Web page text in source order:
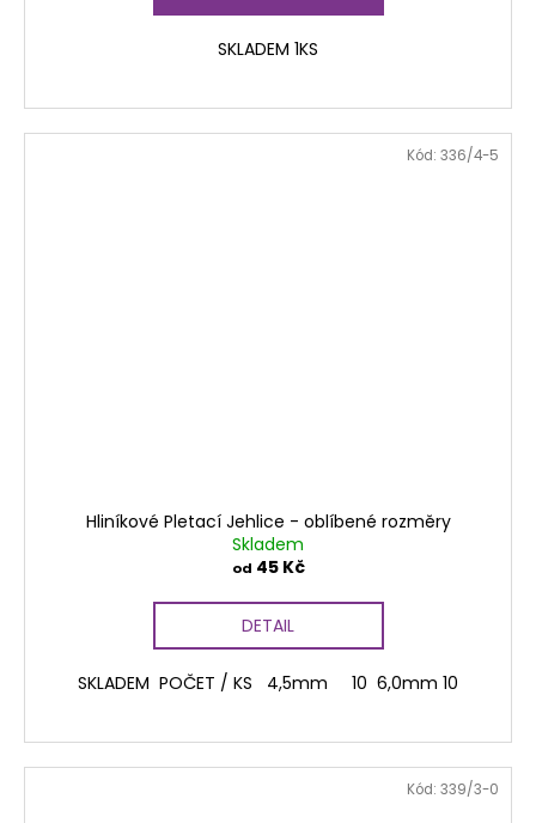
SKLADEM 1KS
Hliníkové Pletací Jehlice - oblíbené rozměry
Skladem
od 45 Kč
DETAIL
SKLADEM POČET / KS 4,5mm 10 6,0mm 10
Kód: 336/4-5
Kód: 339/3-0